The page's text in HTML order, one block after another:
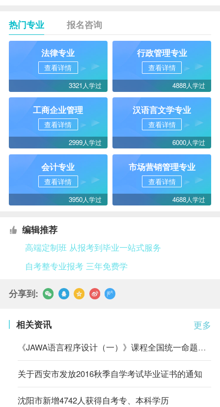
热门专业 报名咨询
法律专业
查看详情
3321人学过
行政管理专业
查看详情
4888人学过
工商企业管理
查看详情
2999人学过
汉语言文学专业
查看详情
6000人学过
会计专业
查看详情
3950人学过
市场营销管理专业
查看详情
4688人学过
编辑推荐
高端定制班 从报考到毕业一站式服务
自考整专业报考 三年免费学
分享到:
更多
相关资讯
《JAWA语言程序设计（一）》课程全国统一命题考试说明
关于西安市发放2016秋季自学考试毕业证书的通知
沈阳市新增4742人获得自考专、本科学历